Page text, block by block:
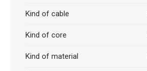
Kind of cable
Kind of core
Kind of material